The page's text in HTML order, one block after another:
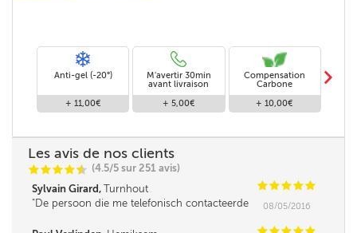
Anti-gel (-20°)
+ 11,00€
M'avertir 30min
avant livraison
+ 5,00€
Compensation
Carbone
+ 10,00€
m
Les avis de nos clients
CCCCi
@ (4.5/5 sur 251 avis)
Sylvain Girard, Turnhout CCCCC
De persoon die me telefonisch contacteerde
leek me. Verder was de service super!
08/05/2016